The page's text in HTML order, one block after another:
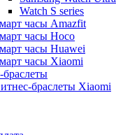
Watch S series
часы Amazfit
часы Hoco
часы Huawei
часы Xiaomi
браслеты Xiaomi